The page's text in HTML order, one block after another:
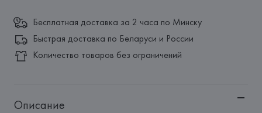
Бесплатная доставка за 2 часа по Минску
Быстрая доставка по Беларуси и России
Количество товаров без ограничений
Описание